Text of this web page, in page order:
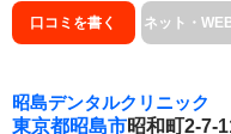
口コミを書く ネット・
昭島デンタルクリニック
東京都昭島市昭和町2-7-